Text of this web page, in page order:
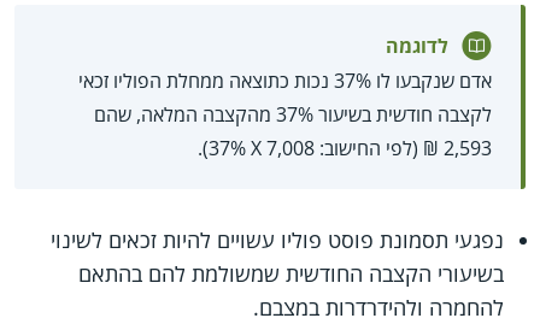
לדוגמה
אדם שנקבעו לו 37% נכות כתוצאה ממחלת הפוליו זכאי
לקצבה חודשית בשיעור 37% מהקצבה המלאה, שהם
2,593 ₪ (לפי החישוב: 7,008 X‏ 37%).
נפגעי תסמונת פוסט פוליו עשויים להיות זכאים לשינוי
בשיעורי הקצבה החודשית שמשולמת להם בהתאם
להחמרה ולהידרדרות במצבם.